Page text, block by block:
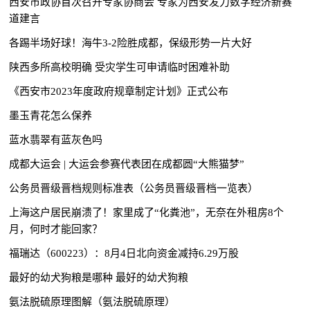
道建言
各踢半场好球！海牛3-2险胜成都，保级形势一片大好
陕西多所高校明确 受灾学生可申请临时困难补助
《西安市2023年度政府规章制定计划》正式公布
墨玉青花怎么保养
蓝水翡翠有蓝灰色吗
成都大运会 | 大运会参赛代表团在成都圆“大熊猫梦”
公务员晋级晋档规则标准表（公务员晋级晋档一览表）
上海这户居民崩溃了！家里成了“化粪池”，无奈在外租房8个
月，何时才能回家？
福瑞达（600223）：8月4日北向资金减持6.29万股
最好的幼犬狗粮是哪种 最好的幼犬狗粮
氨法脱硫原理图解（氨法脱硫原理）